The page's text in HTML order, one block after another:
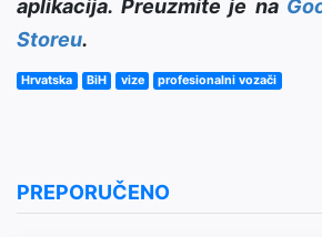
aplikacija. Preuzmite je na
Storeu.
Hrvatska BiH vize profesionalni vozači
PREPORUČENO